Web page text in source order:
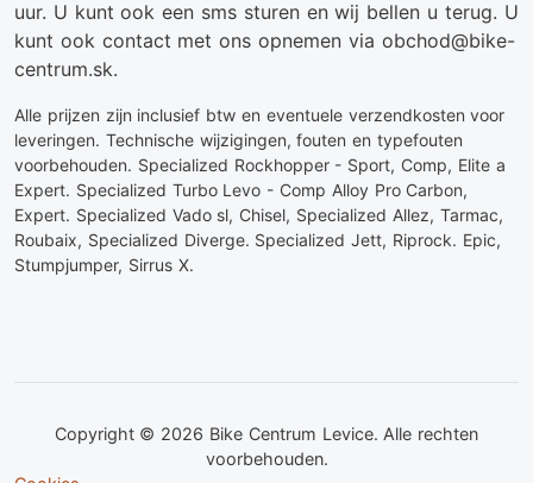
uur. U kunt ook een sms sturen en wij bellen u terug. U
kunt ook contact met ons opnemen via obchod@bike-
centrum.sk.
Alle prijzen zijn inclusief btw en eventuele verzendkosten voor
leveringen. Technische wijzigingen, fouten en typefouten
voorbehouden. Specialized Rockhopper - Sport, Comp, Elite a
Expert. Specialized Turbo Levo - Comp Alloy Pro Carbon,
Expert. Specialized Vado sl, Chisel, Specialized Allez, Tarmac,
Roubaix, Specialized Diverge. Specialized Jett, Riprock. Epic,
Stumpjumper, Sirrus X.
Copyright © 2026 Bike Centrum Levice. Alle rechten
voorbehouden.